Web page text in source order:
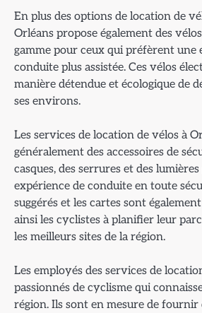
En plus des options de location de
Orléans propose également des
gamme pour ceux qui préfèrent une
conduite plus assistée. Ces vélos
manière détendue et écologique de
ses environs.
Les services de location de vélos à
généralement des accessoires de
casques, des serrures et des
expérience de conduite en toute
suggérés et les cartes sont
ainsi les cyclistes à planifier leur
les meilleurs sites de la région.
Les employés des services de
passionnés de cyclisme qui
région. Ils sont en mesure de fournir